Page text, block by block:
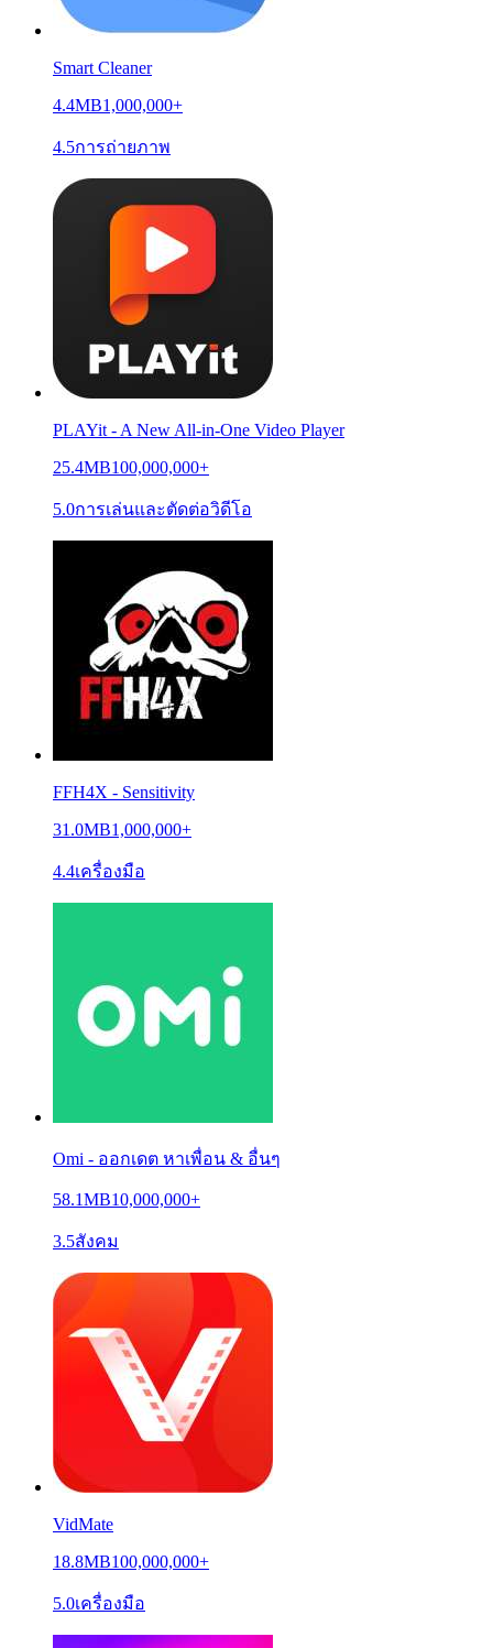
Smart Cleaner
4.4MB1,000,000+
4.5การถ่ายภาพ
PLAYit - A New All-in-One Video Player
25.4MB100,000,000+
5.0การเล่นและตัดต่อวิดีโอ
FFH4X - Sensitivity
31.0MB1,000,000+
4.4เครื่องมือ
Omi - ออกเดต หาเพื่อน & อื่นๆ
58.1MB10,000,000+
3.5สังคม
VidMate
18.8MB100,000,000+
5.0เครื่องมือ